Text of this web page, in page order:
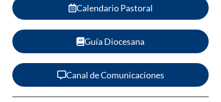
Calendario Pastoral
Guía Diocesana
Canal de Comunicaciones